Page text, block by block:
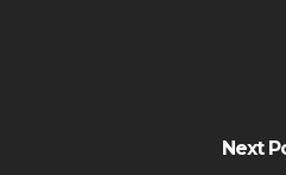
Next